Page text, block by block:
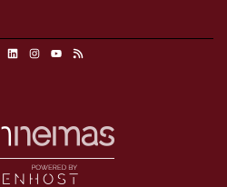
LinkedinInstagram